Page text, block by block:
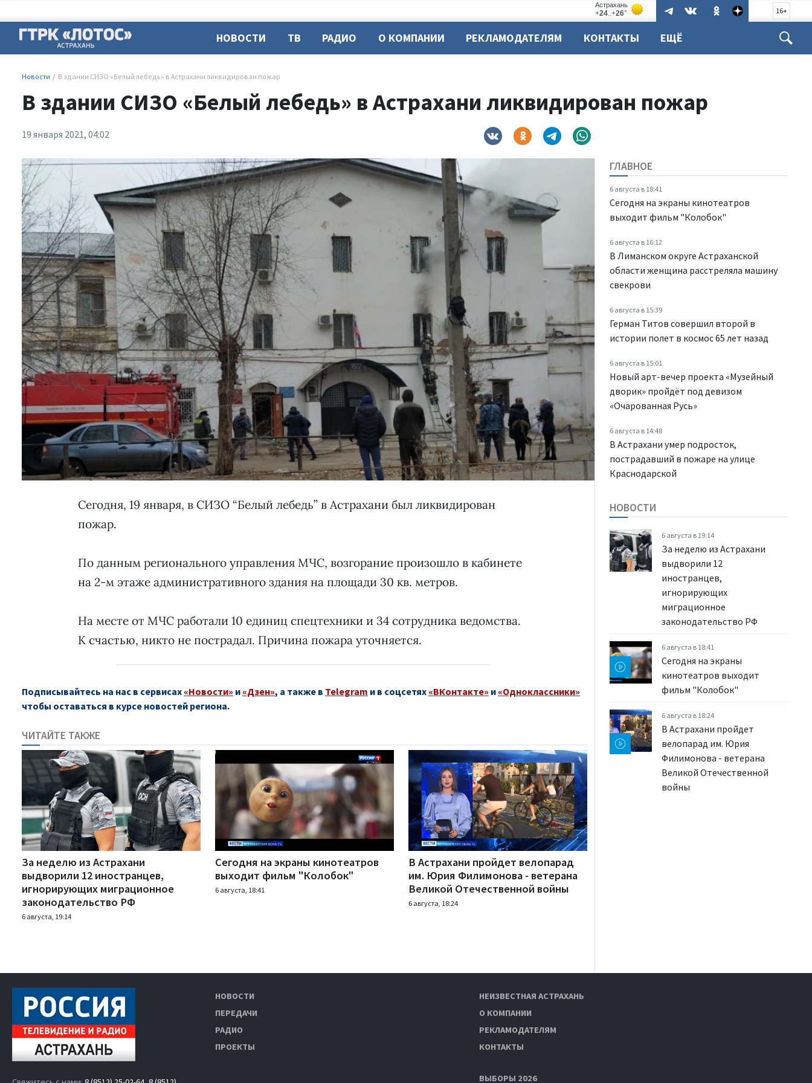
16+
НОВОСТИ ТВ РАДИО О КОМПАНИИ РЕКЛАМОДАТЕЛЯМ КОНТАКТЫ ЕЩЁ
Новости В здании СИЗО «Белый лебедь» в Астрахани ликвидирован пожар
В здании СИЗО «Белый лебедь» в Астрахани ликвидирован пожар
19 января 2021, 04:02
ГЛАВНОЕ
6 августа в 18:41
Сегодня на экраны кинотеатров
выходит фильм "Колобок"
6 августа в 16:12
В Лиманском округе Астраханской
области женщина расстреляла машину
свекрови
6 августа в 15:39
Герман Титов совершил второй в
истории полет в космос 65 лет назад
6 августа в 15:01
Новый арт-вечер проекта «Музейный
дворик» пройдёт под девизом
«Очарованная Русь»
6 августа в 14:48
В Астрахани умер подросток,
пострадавший в пожаре на улице
Краснодарской
Сегодня, 19 января, в СИЗО “Белый лебедь” в Астрахани был ликвидирован
пожар.
По данным регионального управления МЧС, возгорание произошло в кабинете
на 2-м этаже административного здания на площади 30 кв. метров.
На месте от МЧС работали 10 единиц спецтехники и 34 сотрудника ведомства.
К счастью, никто не пострадал. Причина пожара уточняется.
Подписывайтесь на нас в сервисах «Новости» и «Дзен», а также в Telegram и в соцсетях «ВКонтакте» и «Одноклассники»
чтобы оставаться в курсе новостей региона.
ЧИТАЙТЕ ТАКЖЕ
За неделю из Астрахани
выдворили 12 иностранцев,
игнорирующих миграционное
законодательство РФ
6 августа, 19:14
Сегодня на экраны кинотеатров
выходит фильм "Колобок"
6 августа, 18:41
В Астрахани пройдет велопарад
им. Юрия Филимонова - ветерана
Великой Отечественной войны
6 августа, 18:24
НОВОСТИ
6 августа в 19:14
За неделю из Астрахани
выдворили 12
иностранцев,
игнорирующих
миграционное
законодательство РФ
6 августа в 18:41
Сегодня на экраны
кинотеатров выходит
фильм "Колобок"
6 августа в 18:24
В Астрахани пройдет
велопарад им. Юрия
Филимонова - ветерана
Великой Отечественной
войны
НОВОСТИ
ПЕРЕДАЧИ
РАДИО
ПРОЕКТЫ
НЕИЗВЕСТНАЯ АСТРАХАНЬ
О КОМПАНИИ
РЕКЛАМОДАТЕЛЯМ
КОНТАКТЫ
ВЫБОРЫ 2026